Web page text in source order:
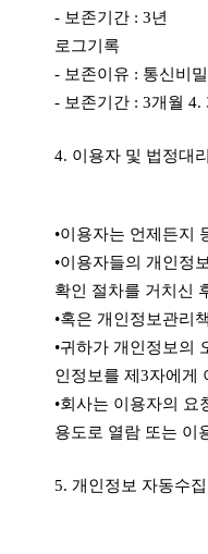
- 보존기간 : 3년
로그기록
- 보존이유 : 통신비
- 보존기간 : 3개월 4.
4. 이용자 및 법정대
•이용자는 언제든지
•이용자들의 개인정
확인 절차를 거치신
•혹은 개인정보관리
•귀하가 개인정보의
인정보를 제3자에게
•회사는 이용자의
용도로 열람 또는 이
5. 개인정보 자동수